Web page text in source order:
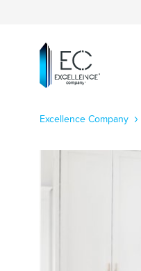
Excellence Сompany